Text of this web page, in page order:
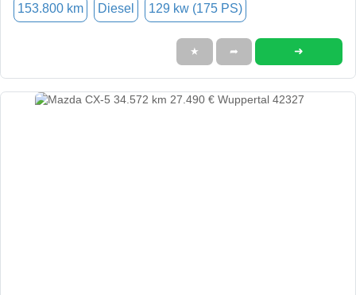
153.800 km Diesel 129 kw (175 PS)
★ ➦ ➜